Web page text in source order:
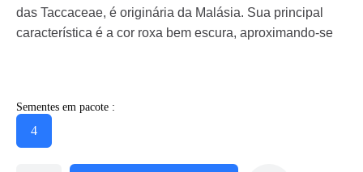
das Taccaceae, é originária da Malásia. Sua principal
característica é a cor roxa bem escura, aproximando-se
Sementes em pacote :
4